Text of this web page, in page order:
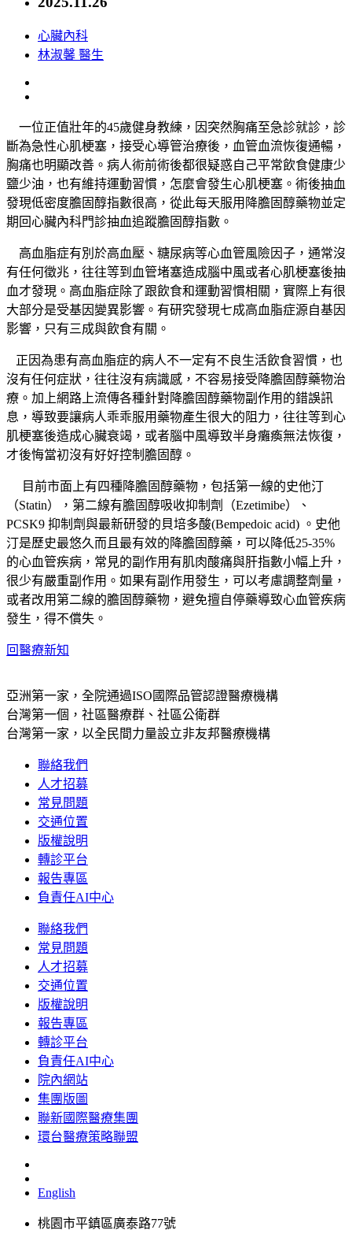
心臟內科
林淑馨 醫生
一位正值壯年的45歲健身教練，因突然胸痛至急診就診，診
斷為急性心肌梗塞，接受心導管治療後，血管血流恢復通暢，
胸痛也明顯改善。病人術前術後都很疑惑自己平常飲食健康少
鹽少油，也有維持運動習慣，怎麼會發生心肌梗塞。術後抽血
發現低密度膽固醇指數很高，從此每天服用降膽固醇藥物並定
期回心臟內科門診抽血追蹤膽固醇指數。
高血脂症有別於高血壓、糖尿病等心血管風險因子，通常沒
有任何徵兆，往往等到血管堵塞造成腦中風或者心肌梗塞後抽
血才發現。高血脂症除了跟飲食和運動習慣相關，實際上有很
大部分是受基因變異影響。有研究發現七成高血脂症源自基因
影響，只有三成與飲食有關。
正因為患有高血脂症的病人不一定有不良生活飲食習慣，也
沒有任何症狀，往往沒有病識感，不容易接受降膽固醇藥物治
療。加上網路上流傳各種針對降膽固醇藥物副作用的錯誤訊
息，導致要讓病人乖乖服用藥物產生很大的阻力，往往等到心
肌梗塞後造成心臟衰竭，或者腦中風導致半身癱瘓無法恢復，
才後悔當初沒有好好控制膽固醇。
目前市面上有四種降膽固醇藥物，包括第一線的史他汀
（Statin），第二線有膽固醇吸收抑制劑（Ezetimibe）、
PCSK9 抑制劑與最新研發的貝培多酸(Bempedoic acid) 。史他
汀是歷史最悠久而且最有效的降膽固醇藥，可以降低25-35%
的心血管疾病，常見的副作用有肌肉酸痛與肝指數小幅上升，
很少有嚴重副作用。如果有副作用發生，可以考慮調整劑量，
或者改用第二線的膽固醇藥物，避免擅自停藥導致心血管疾病
發生，得不償失。
回醫療新知
亞洲第一家，全院通過ISO國際品管認證醫療機構
台灣第一個，社區醫療群、社區公衛群
台灣第一家，以全民間力量設立非友邦醫療機構
聯絡我們
人才招募
常見問題
交通位置
版權說明
轉診平台
報告專區
負責任AI中心
聯絡我們
常見問題
人才招募
交通位置
版權說明
報告專區
轉診平台
負責任AI中心
院內網站
集團版圖
聯新國際醫療集團
環台醫療策略聯盟
English
桃園市平鎮區廣泰路77號